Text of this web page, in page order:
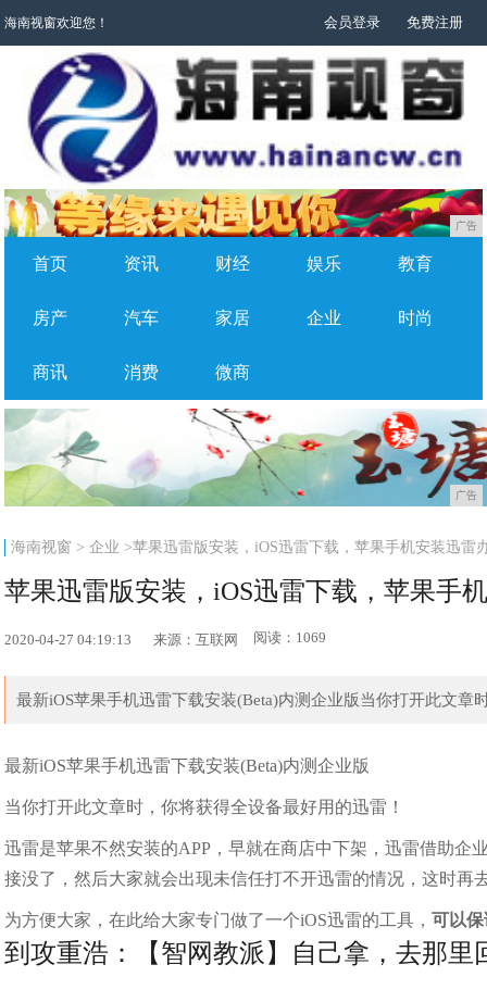
海南视窗欢迎您！ 会员登录 免费注册
广告
首页 资讯 财经 娱乐 教育
房产 汽车 家居 企业 时尚
商讯 消费 微商
广告
海南视窗 >企业 >苹果迅雷版安装，iOS迅雷下载，苹果手机安装迅雷
苹果迅雷版安装，iOS迅雷下载，苹果手
2020-04-27 04:19:13 来源：互联网 阅读：1069
最新iOS苹果手机迅雷下载安装(Beta)内测企业版当你打开此文章
最新iOS苹果手机迅雷下载安装(Beta)内测企业版
当你打开此文章时，你将获得全设备最好用的迅雷！
迅雷是苹果不然安装的APP，早就在商店中下架，迅雷借助
接没了，然后大家就会出现未信任打不开迅雷的情况，这时再
为方便大家，在此给大家专门做了一个iOS迅雷的工具，可以
到攻重浩：【智网教派】自己拿，去那里